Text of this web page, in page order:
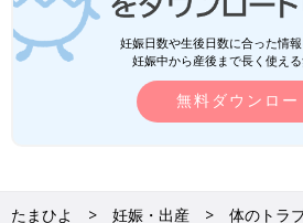
妊娠日数や生後日数に合った情
妊娠中から産後まで長く使え
無料ダウンロー
たまひよ 妊娠・出産 体のトラ